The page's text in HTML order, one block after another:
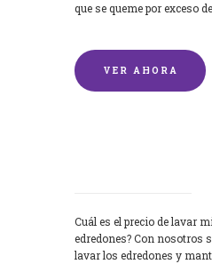
que se queme por exceso
VER AHORA
Cuál es el precio de lavar
edredones? Con nosotros
lavar los edredones y